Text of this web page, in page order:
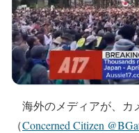
海外のメディアが、カ
（Concerned Citizen